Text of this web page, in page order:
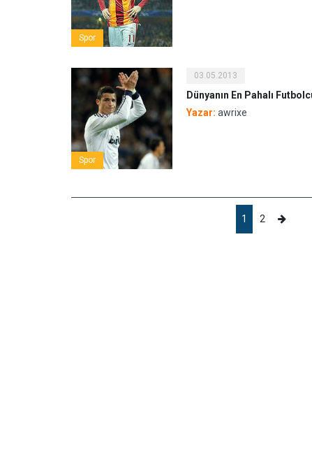
Spor
Spor
03.05.2013
Dünyanın En Pahalı
Yazar: awrixe
1 2